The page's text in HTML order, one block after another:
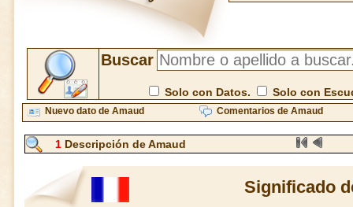
Buscar
Solo con Datos. Solo con
Nuevo dato de Amaud Comentarios de Amaud
1 Descripción de Amaud
Significado